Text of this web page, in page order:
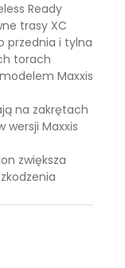
Ready
trasy XC
przednia i tylna
torach
Maxxis
na zakrętach
wersji Maxxis
zwiększa